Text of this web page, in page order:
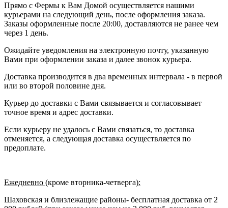
Прямо с Фермы к Вам Домой осуществляется нашими
курьерами на следующий день, после оформления заказа.
Заказы оформленные после 20:00, доставляются не ранее чем
через 1 день.
Ожидайте уведомления на электронную почту, указанную
Вами при оформлении заказа и далее звонок курьера.
Доставка производится в два временных интервала - в первой
или во второй половине дня.
Курьер до доставки с Вами связывается и согласовывает
точное время и адрес доставки.
Если курьеру не удалось с Вами связаться, то доставка
отменяется, а следующая доставка осуществляется по
предоплате.
Ежедневно (кроме вторника-четверга):
Шаховская и близлежащие районы- бесплатная доставка от 2